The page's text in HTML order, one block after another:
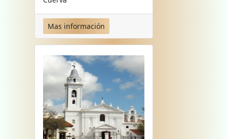
Mas información